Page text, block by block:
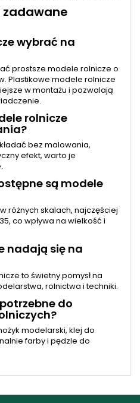
zadawane
wybrać na
prostsze modele rolnicze o
Plastikowe modele rolnicze
w montażu i pozwalają
rolnicze
bez malowania,
efekt, warto je
są modele
różnych skalach, najczęściej
co wpływa na wielkość i
nadają się na
to świetny pomysł na
rolnictwa i techniki.
do
modelarski, klej do
farby i pędzle do